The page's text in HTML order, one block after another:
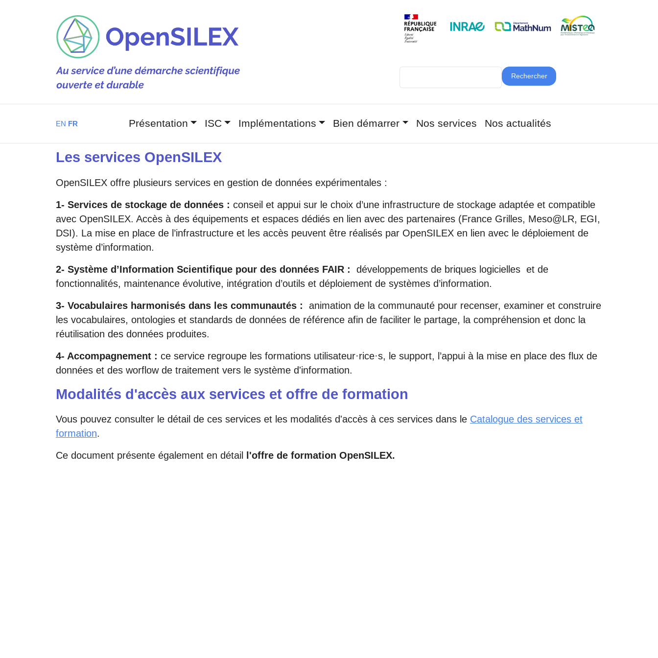
Rechercher
EN FR Navigation principale
Présentation ISC Implémentations Bien démarrer Nos services Nos actualités
Les services OpenSILEX
OpenSILEX offre plusieurs services en gestion de données expérimentales :
1- Services de stockage de données : conseil et appui sur le choix d’une infrastructure de stockage adaptée et compatible
avec OpenSILEX. Accès à des équipements et espaces dédiés en lien avec des partenaires (France Grilles, Meso@LR, EGI,
DSI). La mise en place de l’infrastructure et les accès peuvent être réalisés par OpenSILEX en lien avec le déploiement de
système d’information.
2- Système d’Information Scientifique pour des données FAIR : développements de briques logicielles et de
fonctionnalités, maintenance évolutive, intégration d’outils et déploiement de systèmes d’information.
3- Vocabulaires harmonisés dans les communautés : animation de la communauté pour recenser, examiner et construire
les vocabulaires, ontologies et standards de données de référence afin de faciliter le partage, la compréhension et donc la
réutilisation des données produites.
4- Accompagnement : ce service regroupe les formations utilisateur·rice·s, le support, l’appui à la mise en place des flux de
données et des worflow de traitement vers le système d'information.
Modalités d'accès aux services et offre de formation
Vous pouvez consulter le détail de ces services et les modalités d'accès à ces services dans le Catalogue des services et
formation.
Ce document présente également en détail l'offre de formation OpenSILEX.